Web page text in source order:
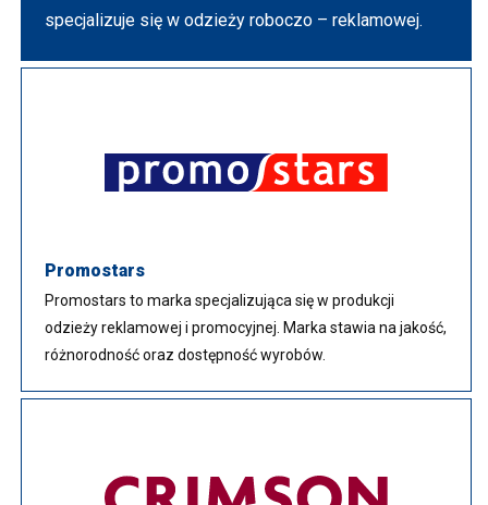
specjalizuje się w odzieży roboczo – reklamowej.
Promostars
Promostars to marka specjalizująca się w produkcji
odzieży reklamowej i promocyjnej. Marka stawia na jakość,
różnorodność oraz dostępność wyrobów.